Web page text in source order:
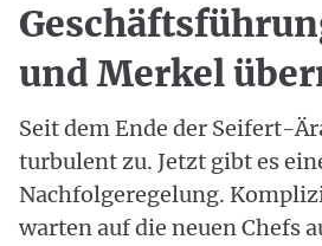
und Merkel
Seit dem Ende der Seifert-
turbulent zu. Jetzt gibt es
Nachfolgeregelung.
warten auf die neuen Chefs